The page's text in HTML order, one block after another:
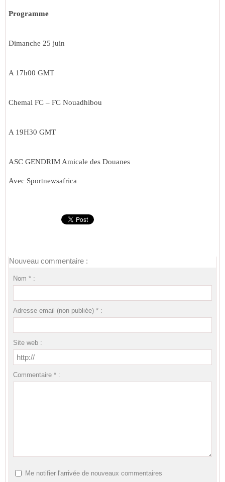
Programme
Dimanche 25 juin
A 17h00 GMT
Chemal FC – FC Nouadhibou
A 19H30 GMT
ASC GENDRIM Amicale des Douanes
Avec Sportnewsafrica
Nouveau commentaire :
Nom * :
Adresse email (non publiée) * :
Site web :
Commentaire * :
Me notifier l'arrivée de nouveaux commentaires